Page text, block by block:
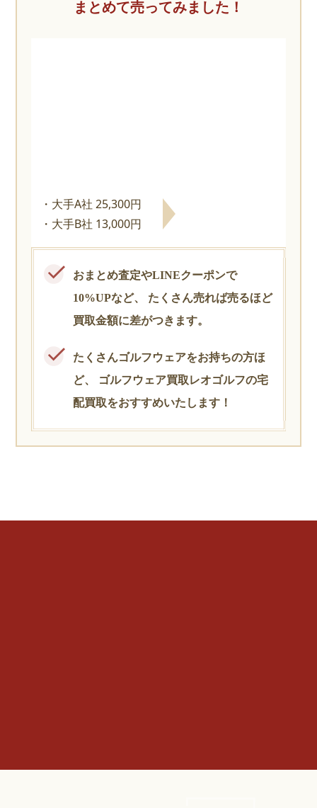
まとめて売ってみました！
大手A社 25,300円
大手B社 13,000円
おまとめ査定やLINEクーポンで
10%UPなど、
たくさん売れば売るほど
買取金額に差がつきます。
たくさんゴルフウェアをお持ちの方ほ
ど、
ゴルフウェア買取レオゴルフの宅
配買取をおすすめいたします！